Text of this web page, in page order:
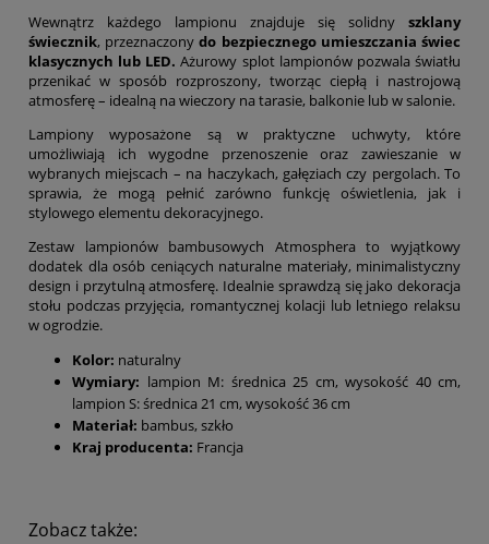
Wewnątrz każdego lampionu znajduje się solidny szklany
świecznik, przeznaczonydo bezpiecznego umieszczania świec
klasycznych lub LED. Ażurowy splot lampionów pozwala światłu
przenikać w sposób rozproszony, tworząc ciepłą i nastrojową
atmosferę – idealną na wieczory na tarasie, balkonie lub w salonie.
Lampiony wyposażone są w praktyczne uchwyty, które
umożliwiają ich wygodne przenoszenie oraz zawieszanie w
wybranych miejscach – na haczykach, gałęziach czy pergolach. To
sprawia, że mogą pełnić zarówno funkcję oświetlenia, jak i
stylowego elementu dekoracyjnego.
Zestaw lampionów bambusowych Atmosphera to wyjątkowy
dodatek dla osób ceniących naturalne materiały, minimalistyczny
design i przytulną atmosferę. Idealnie sprawdzą się jako dekoracja
stołu podczas przyjęcia, romantycznej kolacji lub letniego relaksu
w ogrodzie.
Kolor: naturalny
Wymiary: lampion M: średnica 25 cm, wysokość 40 cm,
lampion S: średnica 21 cm, wysokość 36 cm
Materiał: bambus, szkło
Kraj producenta: Francja
Zobacz także: